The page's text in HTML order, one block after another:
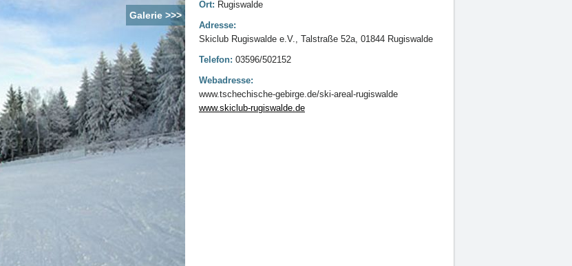
Galerie >>>
Ort: Rugiswalde
Adresse:
Skiclub Rugiswalde e.V., Talstraße 52a, 01844 Rugiswalde
Telefon: 03596/502152
Webadresse:
www.tschechische-gebirge.de/ski-areal-rugiswalde
www.skiclub-rugiswalde.de